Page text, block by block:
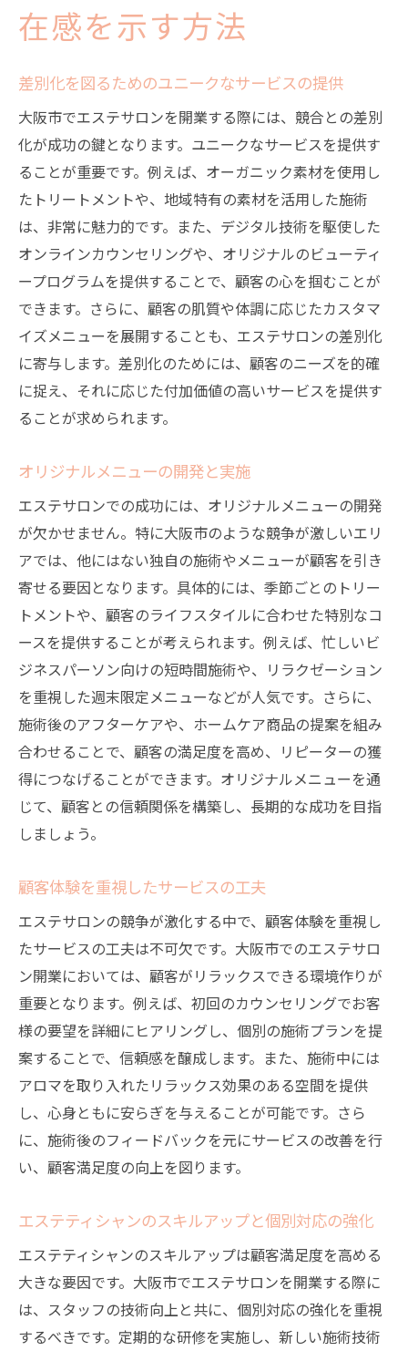
在感を示す方法
差別化を図るためのユニークなサービスの提供
大阪市でエステサロンを開業する際には、競合との差別
化が成功の鍵となります。ユニークなサービスを提供す
ることが重要です。例えば、オーガニック素材を使用し
たトリートメントや、地域特有の素材を活用した施術
は、非常に魅力的です。また、デジタル技術を駆使した
オンラインカウンセリングや、オリジナルのビューティ
ープログラムを提供することで、顧客の心を掴むことが
できます。さらに、顧客の肌質や体調に応じたカスタマ
イズメニューを展開することも、エステサロンの差別化
に寄与します。差別化のためには、顧客のニーズを的確
に捉え、それに応じた付加価値の高いサービスを提供す
ることが求められます。
オリジナルメニューの開発と実施
エステサロンでの成功には、オリジナルメニューの開発
が欠かせません。特に大阪市のような競争が激しいエリ
アでは、他にはない独自の施術やメニューが顧客を引き
寄せる要因となります。具体的には、季節ごとのトリー
トメントや、顧客のライフスタイルに合わせた特別なコ
ースを提供することが考えられます。例えば、忙しいビ
ジネスパーソン向けの短時間施術や、リラクゼーション
を重視した週末限定メニューなどが人気です。さらに、
施術後のアフターケアや、ホームケア商品の提案を組み
合わせることで、顧客の満足度を高め、リピーターの獲
得につなげることができます。オリジナルメニューを通
じて、顧客との信頼関係を構築し、長期的な成功を目指
しましょう。
顧客体験を重視したサービスの工夫
エステサロンの競争が激化する中で、顧客体験を重視し
たサービスの工夫は不可欠です。大阪市でのエステサロ
ン開業においては、顧客がリラックスできる環境作りが
重要となります。例えば、初回のカウンセリングでお客
様の要望を詳細にヒアリングし、個別の施術プランを提
案することで、信頼感を醸成します。また、施術中には
アロマを取り入れたリラックス効果のある空間を提供
し、心身ともに安らぎを与えることが可能です。さら
に、施術後のフィードバックを元にサービスの改善を行
い、顧客満足度の向上を図ります。
エステティシャンのスキルアップと個別対応の強化
エステティシャンのスキルアップは顧客満足度を高める
大きな要因です。大阪市でエステサロンを開業する際に
は、スタッフの技術向上と共に、個別対応の強化を重視
するべきです。定期的な研修を実施し、新しい施術技術